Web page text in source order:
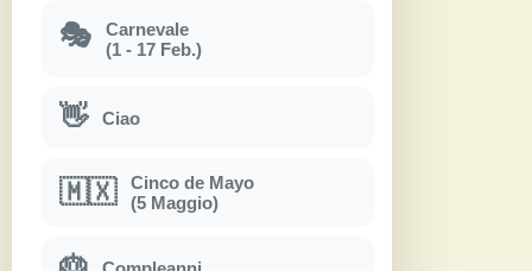
🎭
Carnevale
(1 - 17 Feb.)
👋 Ciao
🇲🇽
Cinco de Mayo
(5 Maggio)